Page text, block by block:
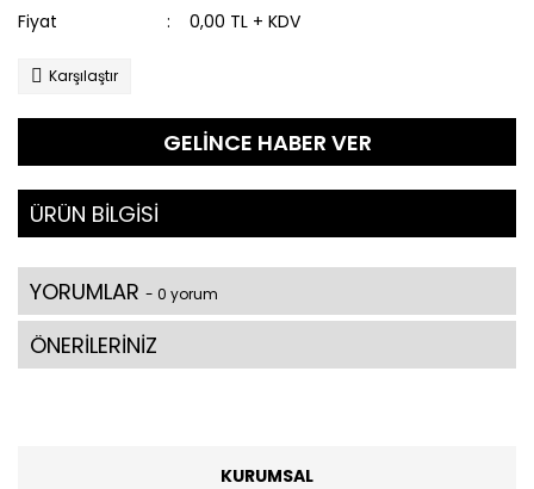
Fiyat
0,00 TL + KDV
Karşılaştır
GELİNCE HABER VER
ÜRÜN BİLGİSİ
YORUMLAR - 0 yorum
ÖNERİLERİNİZ
KURUMSAL